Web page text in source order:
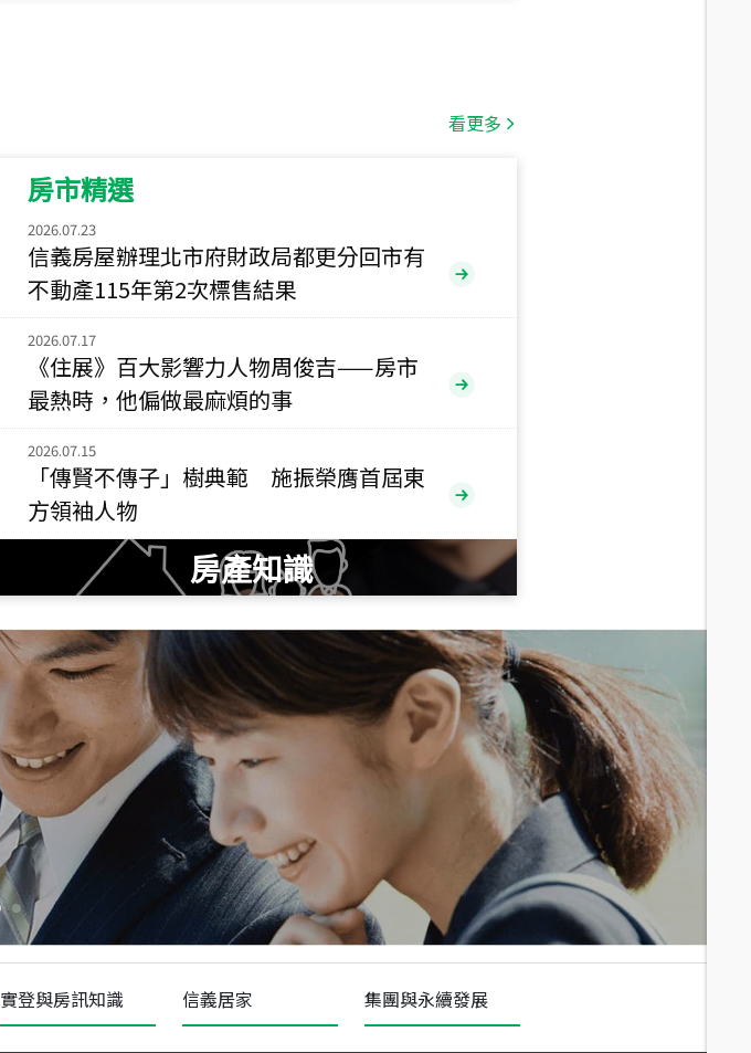
115
新北市永和區環河西路二段
115年07月 成交
央央 5,800萬
115年07月 成交
小西華 1,938萬
115
台北市中山區長春路
115年07月 成交
十泉十美
台北市北投區光明路
總價
1,020萬
年 07月 成交
四維天廈
新竹市新竹市四維路
總價
490萬
115 月 成交
菁英典藏
新竹市新竹市慈祥路
1,808
看更多
房市精選
2026.07.23
信義房屋辦理北市府財政局都更分回市有
不動產115年第2次標售結果
2026.07.17
《住展》百大影響力人物周俊吉——房市
最熱時，他偏做最麻煩的事
2026.07.15
「傳賢不傳子」樹典範 施振榮膺首屆東
方領袖人物
房產知識
實登與房訊知識 信義居家 集團與永續發展